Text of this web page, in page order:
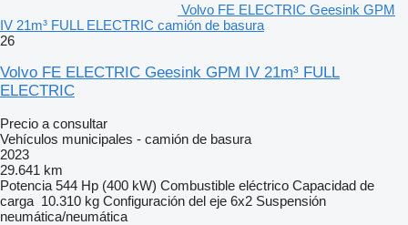
Volvo FE ELECTRIC Geesink GPM
IV 21m³ FULL ELECTRIC camión de basura
26
Volvo FE ELECTRIC Geesink GPM IV 21m³ FULL
ELECTRIC
Precio a consultar
Vehículos municipales - camión de basura
2023
29.641 km
Potencia 544 Hp (400 kW) Combustible eléctrico Capacidad de
carga 10.310 kg Configuración del eje 6x2 Suspensión
neumática/neumática